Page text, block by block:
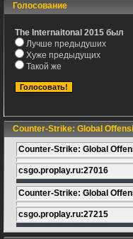
Голосование
The Internaitonal 2015 был
Лучше предыдуших
Хуже предыдущих
Такой же
Counter-Strike: Global
Counter-Strike: Global
csgo.proplay.ru:27016
Counter-Strike: Global
csgo.proplay.ru:27215